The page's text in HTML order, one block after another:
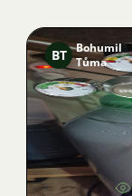
BT
Bohumil
Tůma